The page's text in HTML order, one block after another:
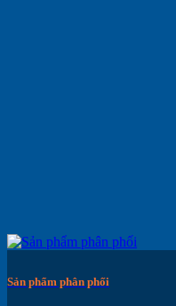
Sản phẩm phân phối